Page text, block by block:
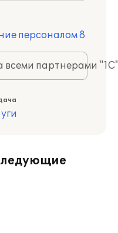
персоналом 8
всеми партнерами